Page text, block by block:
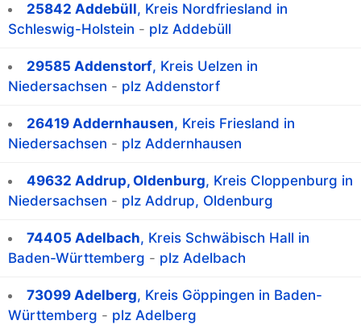
25842 Addebüll, Kreis Nordfriesland in
Schleswig-Holstein - plz Addebüll
29585 Addenstorf, Kreis Uelzen in
Niedersachsen - plz Addenstorf
26419 Addernhausen, Kreis Friesland in
Niedersachsen - plz Addernhausen
49632 Addrup, Oldenburg, Kreis Cloppenburg in
Niedersachsen - plz Addrup, Oldenburg
74405 Adelbach, Kreis Schwäbisch Hall in
Baden-Württemberg - plz Adelbach
73099 Adelberg, Kreis Göppingen in Baden-
Württemberg - plz Adelberg